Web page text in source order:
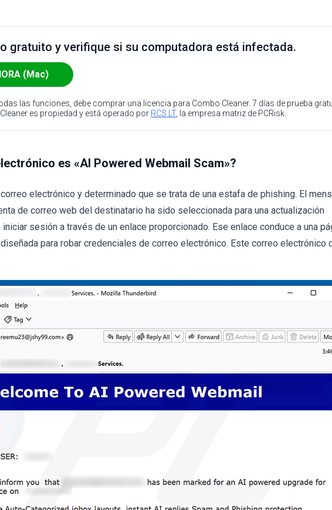
gratuito y verifique si su computadora está infectada.
(Mac)
las funciones, debe comprar una licencia para Combo Cleaner. 7 días de prueba
es propiedad y está operado por RCS LT, la empresa matriz de PCRisk.
es «AI Powered Webmail Scam»?
electrónico y determinado que se trata de una estafa de phishing. El
de correo web del destinatario ha sido seleccionada para una actualización
sesión a través de un enlace proporcionado. Ese enlace conduce a una
para robar credenciales de correo electrónico. Este correo electrónico